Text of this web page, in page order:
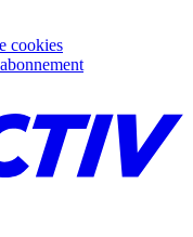
cookies